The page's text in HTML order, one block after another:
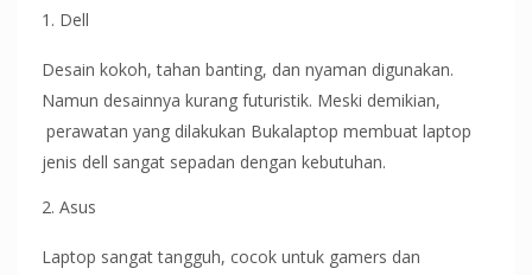
Dell
Desain kokoh, tahan banting, dan nyaman digunakan.
Namun desainnya kurang futuristik. Meski demikian,
perawatan yang dilakukan Bukalaptop membuat laptop
jenis dell sangat sepadan dengan kebutuhan.
Asus
Laptop sangat tangguh, cocok untuk gamers dan